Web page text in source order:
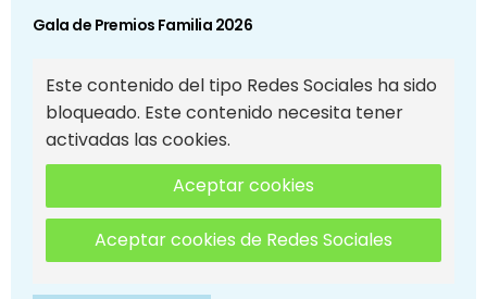
Gala de Premios Familia 2026
Este contenido del tipo Redes Sociales ha sido
bloqueado. Este contenido necesita tener
activadas las cookies.
Aceptar cookies
Aceptar cookies de Redes Sociales